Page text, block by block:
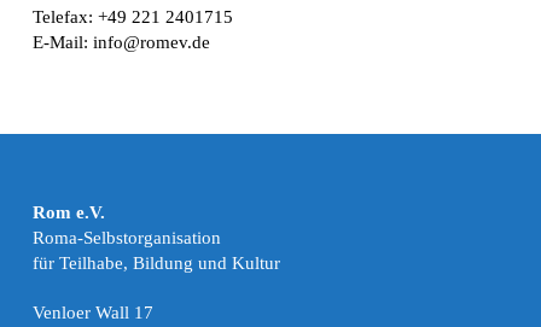
Telefax: +49 221 2401715
E-Mail: info@romev.de
Rom e.V.
Roma-Selbstorganisation
für Teilhabe, Bildung und Kultur
Venloer Wall 17